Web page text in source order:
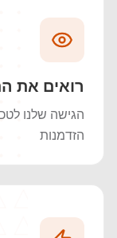
רואים את
הגישה שלנו
הזדמנות